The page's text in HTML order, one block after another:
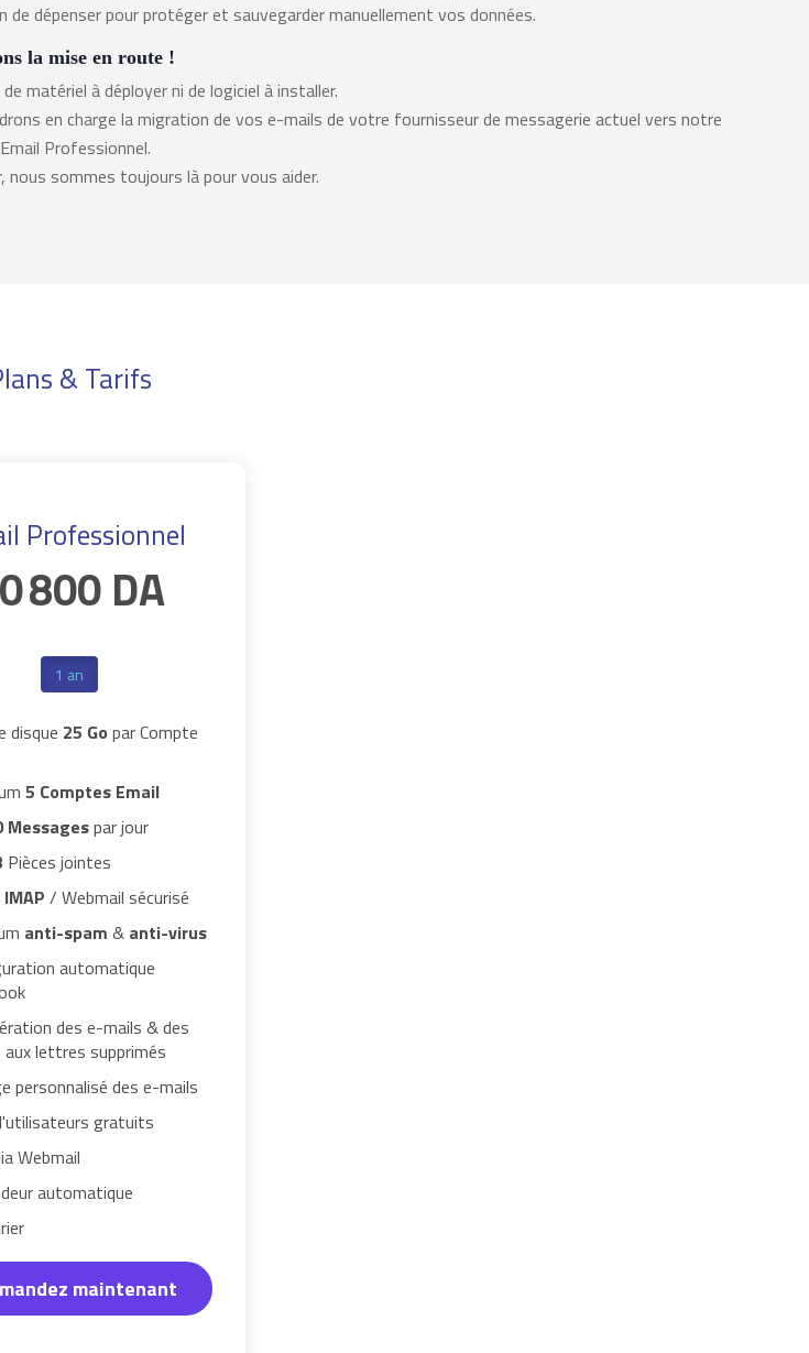
de dépenser pour protéger et sauvegarder manuellement vos données.
la mise en route !
matériel à déployer ni de logiciel à installer.
en charge la migration de vos e-mails de votre fournisseur de messagerie actuel vers notre
Professionnel.
nous sommes toujours là pour vous aider.
& Tarifs
Professionnel
800 DA
1 an
disque 25 Go par Compte
5 Comptes Email
Messagespar jour
Pièces jointes
IMAP / Webmail sécurisé
anti-spam & anti-virus
automatique
des e-mails & des
lettres supprimés
personnalisé des e-mails
gratuits
Webmail
automatique
maintenant